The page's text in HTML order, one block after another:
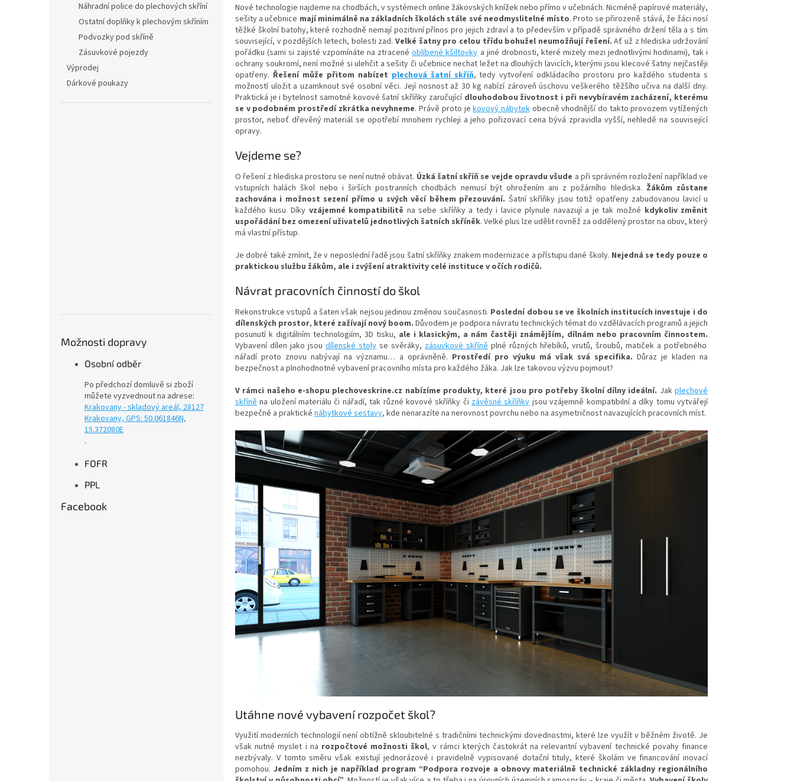
Náhradní police do plechových skříní
Ostatní doplňky k plechovým skříním
Podvozky pod skříně
Zásuvkové pojezdy
Výprodej
Dárkové poukazy
Možnosti dopravy
Osobní odběr
Po předchozí domluvě si zboží
můžete vyzvednout na adrese:
Krakovany - skladový areál, 28127
Krakovany, GPS: 50.061846N,
15.372080E
.
FOFR
PPL
Facebook
Nové technologie najdeme na chodbách, v systémech online žákovských knížek nebo přímo v učebnách. Nicméně papírové materiály,
sešity a učebnice mají minimálně na základních školách stále své neodmyslitelné místo. Proto se přirozeně stává, že žáci nosí
těžké školní batohy, které rozhodně nemají pozitivní přínos pro jejich zdraví a to především v případě správného držení těla a s tím
související, v pozdějších letech, bolesti zad. Velké šatny pro celou třídu bohužel neumožňují řešení. Ať už z hlediska udržování
pořádku (sami si zajisté vzpomínáte na ztracenéoblíbené kšiltovkya jiné drobnosti, které mizely mezi jednotlivými hodinami), tak i
ochrany soukromí, není možné si ulehčit a sešity či učebnice nechat ležet na dlouhých lavicích, kterými jsou klecové šatny nejčastěji
opatřeny. Řešení může přitom nabízet plechová šatní skříň, tedy vytvoření odkládacího prostoru pro každého studenta s
možností uložit a uzamknout své osobní věci. Její nosnost až 30 kg nabízí zároveň úschovu veškerého těžšího učiva na další dny.
Praktická je i bytelnost samotné kovové šatní skříňky zaručující dlouhodobou životnost i při nevybíravém zacházení, kterému
se v podobném prostředí zkrátka nevyhneme. Právě proto jekovový nábytekobecně vhodnější do takto provozem vytížených
prostor, neboť dřevěný materiál se opotřebí mnohem rychleji a jeho pořizovací cena bývá zpravidla vyšší, nehledě na související
opravy.
Vejdeme se?
O řešení z hlediska prostoru se není nutné obávat. Úzká šatní skříň se vejde opravdu všude a při správném rozložení například ve
vstupních halách škol nebo i širších postranních chodbách nemusí být ohrožením ani z požárního hlediska. Žákům zůstane
zachována i možnost sezení přímo u svých věcí během přezouvání. Šatní skříňky jsou totiž opatřeny zabudovanou lavicí u
každého kusu. Díky vzájemné kompatibilitě na sebe skříňky a tedy i lavice plynule navazují a je tak možné kdykoliv změnit
uspořádání bez omezení uživatelů jednotlivých šatních skříněk. Velké plus lze udělit rovněž za oddělený prostor na obuv, který
má vlastní přístup.
Je dobré také zmínit, že v neposlední řadě jsou šatní skříňky znakem modernizace a přístupu dané školy. Nejedná se tedy pouze o
praktickou službu žákům, ale i zvýšení atraktivity celé instituce v očích rodičů.
Návrat pracovních činností do škol
Rekonstrukce vstupů a šaten však nejsou jedinou změnou současnosti. Poslední dobou se ve školních institucích investuje i do
dílenských prostor, které zažívají nový boom. Důvodem je podpora návratu technických témat do vzdělávacích programů a jejich
posunutí k digitálním technologiím, 3D tisku, ale i klasickým, a nám častěji známějším, dílnám nebo pracovním činnostem.
Vybavení dílen jako jsou dílenské stoly se svěráky, zásuvkové skříně plné různých hřebíků, vrutů, šroubů, matiček a potřebného
nářadí proto znovu nabývají na významu… a oprávněně. Prostředí pro výuku má však svá specifika. Důraz je kladen na
bezpečnost a plnohodnotné vybavení pracovního místa pro každého žáka. Jak lze takovou výzvu pojmout?
V rámci našeho e-shopu plechoveskrine.cz nabízíme produkty, které jsou pro potřeby školní dílny ideální. Jakplechové
skříně na uložení materiálu či nářadí, tak různé kovové skříňky či závěsné skříňky jsou vzájemně kompatibilní a díky tomu vytvářejí
bezpečné a praktické nábytkové sestavy, kde nenarazíte na nerovnost povrchu nebo na asymetričnost navazujících pracovních míst.
Utáhne nové vybavení rozpočet škol?
Využití moderních technologií není obtížně skloubitelné s tradičními technickými dovednostmi, které lze využít v běžném životě. Je
však nutné myslet i na rozpočtové možnosti škol, v rámci kterých častokrát na relevantní vybavení technické povahy finance
nezbývaly. V tomto směru však existují jednorázové i pravidelně vypisované dotační tituly, které školám ve financování inovací
pomohou. Jedním z nich je například program “Podpora rozvoje a obnovy materiálně technické základny regionálního